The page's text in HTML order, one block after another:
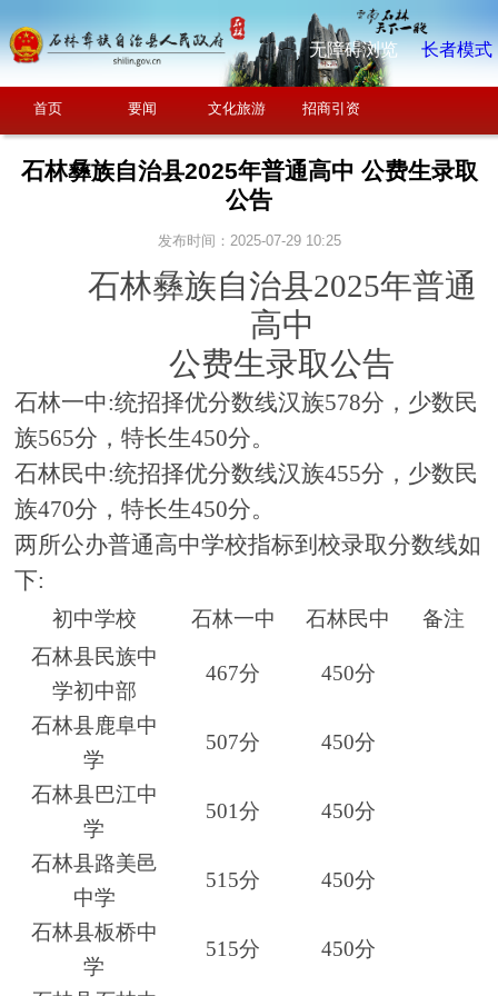
无障碍浏览 长者模式
首页 要闻 文化旅游 招商引资
石林彝族自治县2025年普通高中 公费生录取
公告
发布时间：2025-07-29 10:25
石林彝族自治县2025年普通
高中
公费生录取公告
石林一中:统招择优分数线汉族578分，少数民
族565分，特长生450分。
石林民中:统招择优分数线汉族455分，少数民
族470分，特长生450分。
两所公办普通高中学校指标到校录取分数线如
下:
初中学校 石林一中 石林民中
备注
石林县民族中
学初中部
467分 450分
石林县鹿阜中
学
507分 450分
石林县巴江中
学
501分 450分
石林县路美邑
中学
515分 450分
石林县板桥中
学
515分 450分